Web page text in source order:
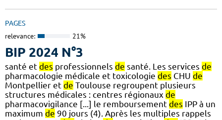
PAGES
relevance: 21%
BIP 2024 N°3
santé et des professionnels de santé. Les services de
pharmacologie médicale et toxicologie des CHU de
Montpellier et de Toulouse regroupent plusieurs
structures médicales : centres régionaux de
pharmacovigilance [...] le remboursement des IPP à un
maximum de 90 jours (4). Après les multiples rappels